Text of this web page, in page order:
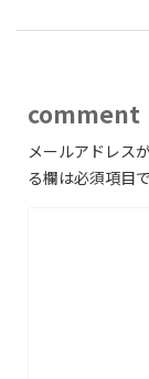
comment
メールアドレス
る欄は必須項目